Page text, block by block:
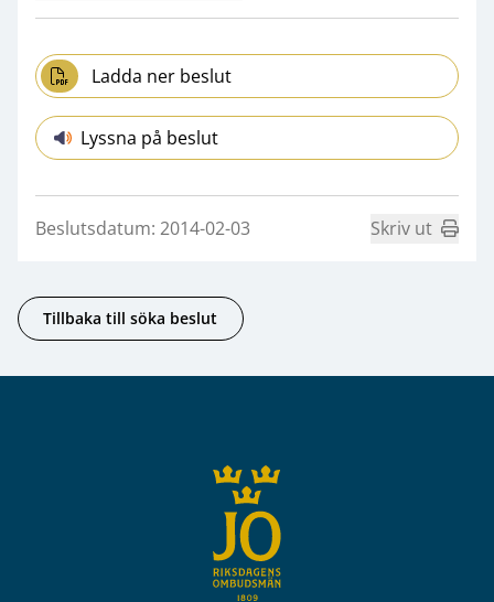
Ladda ner beslut
Lyssna på beslut
Beslutsdatum: 2014-02-03 Skriv ut
Tillbaka till söka beslut